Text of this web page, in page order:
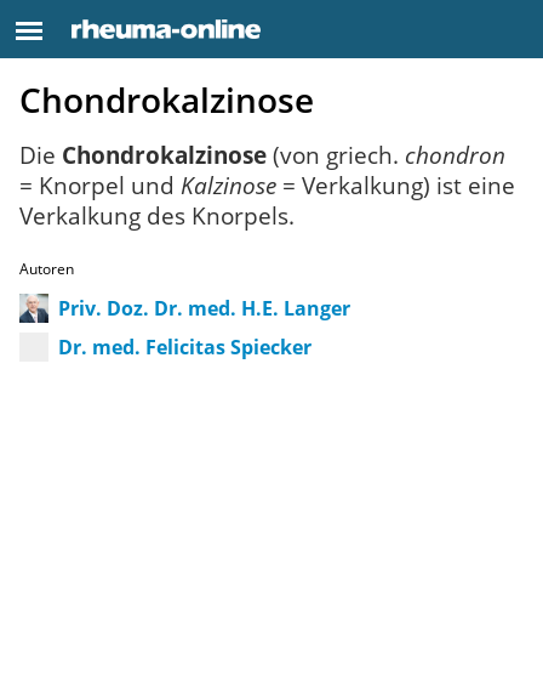
Chondrokalzinose
Die Chondrokalzinose(von griech. chondron
= Knorpel und Kalzinose = Verkalkung) ist eine
Verkalkung des Knorpels.
Autor
Priv. Doz. Dr. med. H.E. Langer
Dr. med. Felicitas Spiecker